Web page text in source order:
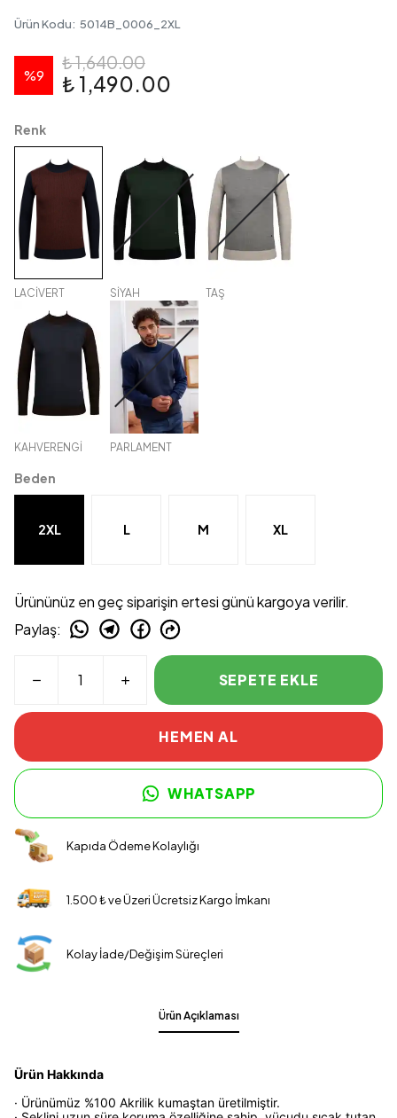
Ürün Kodu: 5014B_0006_2XL
%9
₺ 1,640.00
₺ 1,490.00
Renk
LACİVERT SİYAH TAŞ
KAHVERENGİ PARLAMENT
Beden
2XL L M XL
Ürününüz en geç siparişin ertesi günü kargoya verilir.
Paylaş:
SEPETE EKLE
HEMEN AL
WHATSAPP
Kapıda Ödeme Kolaylığı
1.500 ₺ ve Üzeri Ücretsiz Kargo İmkanı
Kolay İade/Değişim Süreçleri
Ürün Açıklaması
Ürün Hakkında
· Ürünümüz %100 Akrilik kumaştan üretilmiştir.